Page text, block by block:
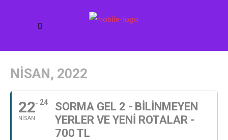
NISAN, 2022
22
NISAN
24
SORMA GEL 2 - BILINMEYEN
YERLER VE YENI ROTALAR -
700 TL